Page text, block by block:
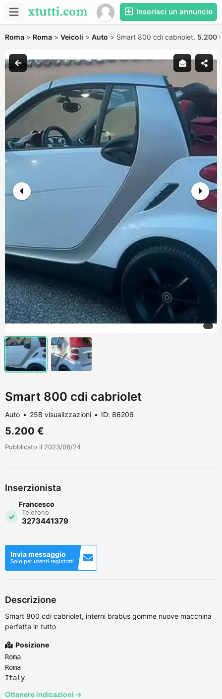
Inserisci un annuncio
Roma > Roma > Veicoli > Auto > Smart 800 cdi cabriolet, 5.200
Smart 800 cdi cabriolet
Auto 258 visualizzazioni ID: 86206
5.200 €
Pubblicato il 2023/08/24
Inserzionista
Francesco
Telefono
3273441379
Invia messaggio
Solo per utenti registrati
Descrizione
Smart 800 cdi cabriolet, interni brabus gomme nuove macchina
perfetta in tutto
Posizione
Roma
Roma
Italy
Ottenere indicazioni →